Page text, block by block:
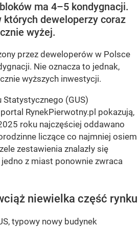
ma 4–5 kondygnacji.
których deweloperzy coraz
wyżej.
przez deweloperów w Polsce
Nie oznacza to jednak,
wyższych inwestycji.
Statystycznego (GUS)
RynekPierwotny.pl pokazują,
roku najczęściej oddawano
liczące co najmniej osiem
zestawienia znalazły się
z miast ponownie zwraca
niewielka część rynku
typowy nowy budynek